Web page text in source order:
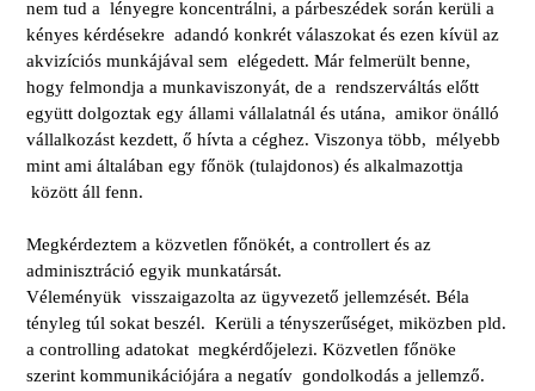
nem tud a lényegre koncentrálni, a párbeszédek során kerüli a
kényes kérdésekre adandó konkrét válaszokat és ezen kívül az
akvizíciós munkájával sem elégedett. Már felmerült benne,
hogy felmondja a munkaviszonyát, de a rendszerváltás előtt
együtt dolgoztak egy állami vállalatnál és utána, amikor önálló
vállalkozást kezdett, ő hívta a céghez. Viszonya több, mélyebb
mint ami általában egy főnök (tulajdonos) és alkalmazottja
között áll fenn.
Megkérdeztem a közvetlen főnökét, a controllert és az
adminisztráció egyik munkatársát.
Véleményük visszaigazolta az ügyvezető jellemzését. Béla
tényleg túl sokat beszél. Kerüli a tényszerűséget, miközben pld.
a controlling adatokat megkérdőjelezi. Közvetlen főnöke
szerint kommunikációjára a negatív gondolkodás a jellemző.